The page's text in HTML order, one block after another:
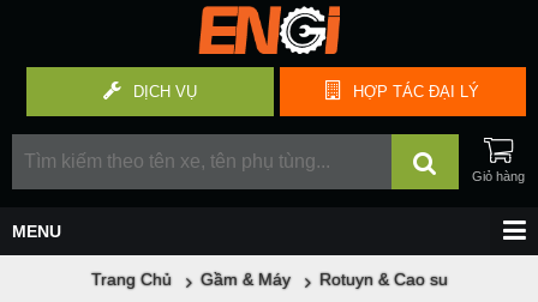
HỢP TÁC ĐẠI LÝ
DỊCH VỤ
Trang Chủ Gầm & Máy Rotuyn & Cao su